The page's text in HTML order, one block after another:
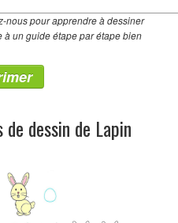
nous pour apprendre à dessiner
un guide étape par étape bien
de dessin de Lapin